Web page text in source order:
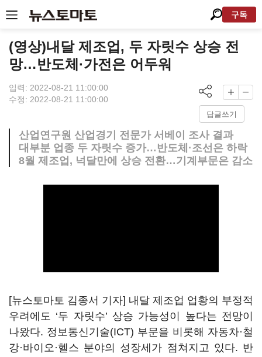
구독
(영상)내달 제조업, 두 자릿수 상승 전
망…반도체·가전은 어두워
입력: 2022-08-21 11:00:00
수정: 2022-08-21 11:00:00
답글쓰기
산업연구원 산업경기 전문가 서베이 조사 결과
대부분 업종 두 자릿수 증가…반도체·조선은 하락
8월 제조업, 넉달만에 상승 전환…기계부문은 감소
[뉴스토마토 김종서 기자] 내달 제조업 업황의 부정적
우려에도 ‘두 자릿수’ 상승 가능성이 높다는 전망이
나왔다. 정보통신기술(ICT) 부문을 비롯해 자동차·철
강·바이오·헬스 분야의 성장세가 점쳐지고 있다. 반